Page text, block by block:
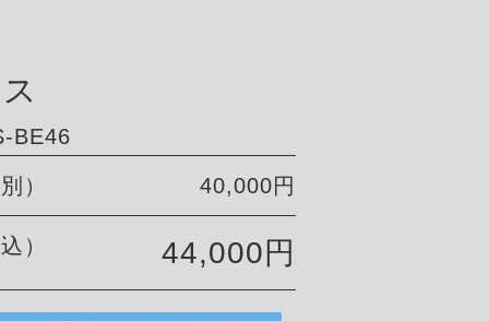
BE46
） 40,000円
） 44,000円